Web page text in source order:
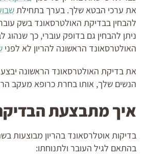
את ערכי הבטא שלך. בערך בתחילתשבוע 6
להבחין בבדיקת האולטרסאונד בשק
ניתן להבחין גם בדופק עוברי, כך
האולטרסאונד הראשונה להריון לא לפני
את בדיקת האולטרסאונד הראשונה
הנשים שלך, אותו בחרת כרופא מעקב
איך מתבצעת
בדיקות אוטלרסאונד בהריון מבוצעות
בהתאם לגיל העובר ולתנוחתו: